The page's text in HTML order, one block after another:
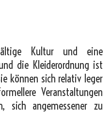
Kultur und eine
die Kleiderordnung ist
können sich relativ leger
Veranstaltungen
sich angemessener zu